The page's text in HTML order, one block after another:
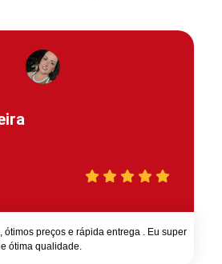
ótimos preços e rápida entrega . Eu super
ótima qualidade.